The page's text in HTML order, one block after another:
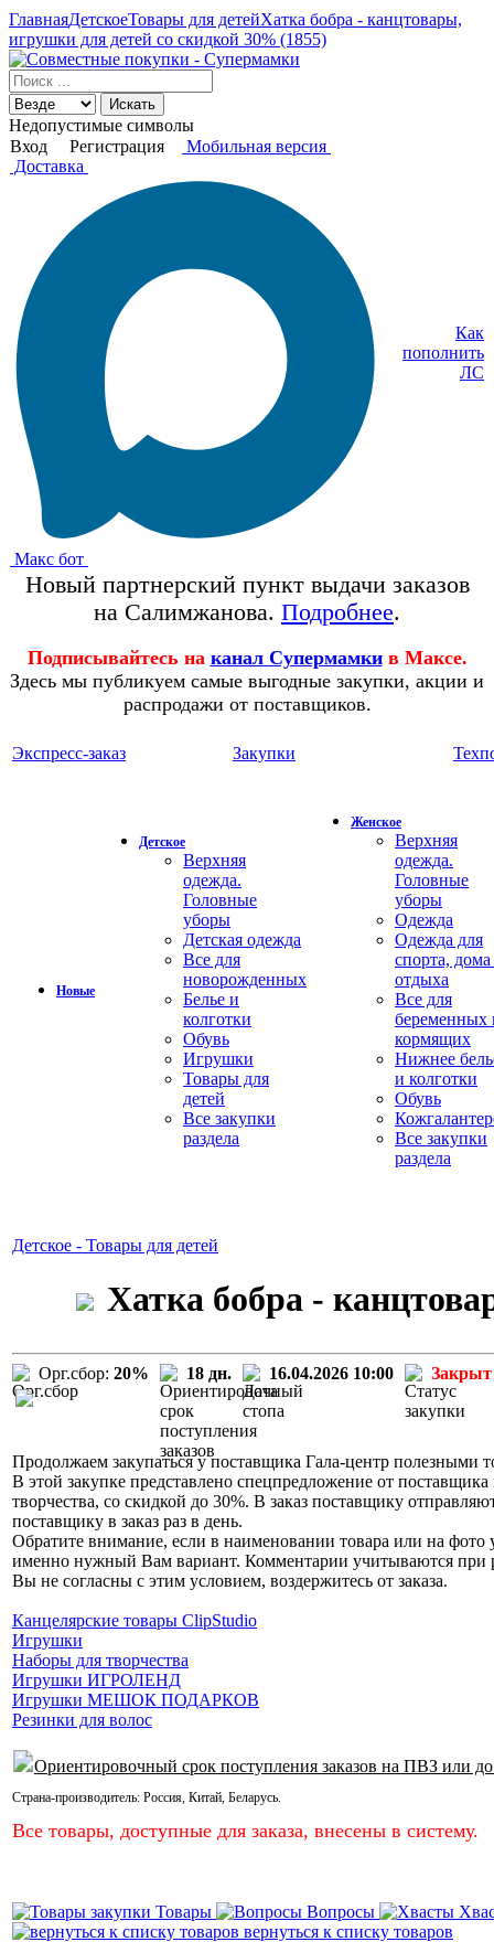
ГлавнаяДетскоеТовары для детейХатка бобра - канцтовары,
игрушки для детей со скидкой 30% (1855)
Искать
Недопустимые символы
Вход
Регистрация
Мобильная версия
Доставка
Макс бот
Как
пополнить
ЛС
Новый партнерский пункт выдачи заказов
на Салимжанова. Подробнее.
Подписывайтесь на канал Супермамки в Максе.
Здесь мы публикуем самые выгодные закупки, акции и
распродажи от поставщиков.
Экспресс-заказ Закупки
Новые
Детское
Верхняя
одежда.
Головные
уборы
Детская одежда
Все для
новорожденных
Белье и
колготки
Обувь
Игрушки
Товары для
детей
Все закупки
раздела
Женское
Верхняя
одежда.
Головные
уборы
Одежда
Одежда для
спорта,
отдыха
Все для
беременных
кормящих
Нижнее
и колготки
Обувь
Все закупки
раздела
Детское - Товары для детей
Хатка бобра -
Орг.сбор: 20% 18 дн. 16.04.2026 10:00 Закрыт
Продолжаем закупаться у поставщика Гала-центр полезными
В этой закупке представлено спецпредложение от
творчества, со скидкой до 30%. В заказ поставщику
поставщику в заказ раз в день.
Обратите внимание, если в наименовании товара или на фото
именно нужный Вам вариант. Комментарии учитываются при
Вы не согласны с этим условием, воздержитесь от заказа.
Канцелярские товары ClipStudio
Игрушки
Наборы для творчества
Игрушки ИГРОЛЕНД
Игрушки МЕШОК ПОДАРКОВ
Резинки для волос
Ориентировочный срок поступления заказов на ПВЗ или
Страна-производитель: Россия, Китай, Беларусь.
Все товары, доступные для заказа, внесены в систему.
Товары Вопросы
вернуться к списку товаров